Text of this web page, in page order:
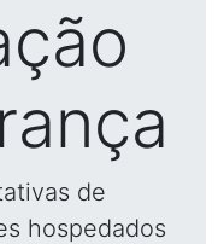
de
hospedados